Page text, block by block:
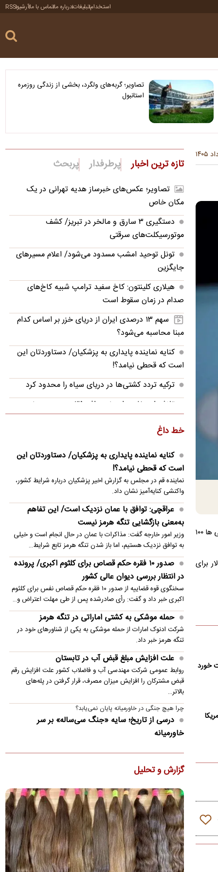
استخدامتبلیغاتدرباره ماتماس با ماآرشیوRSS
تصاویر؛ گربه‌های ولگرد، بخشی از زندگی روزمره
استانبول
یک سناتور آمریکایی ضمن انتقاد از جنگ طلبی دولت دونالد ترامپ رئیس جمهور این کشور اعلام کرد جنگ ترامپ علیه ایران برای آمریکایی ها ۱۰۰
دونالد ترامپ با ایران تاکنون ۱۰۰ میلیارد دلار برای
تازه ترین اخبار پرطرفدار پربحث
تصاویر؛ عکس‌های خبرساز هدیه تهرانی در یک
مکان خاص
دستگیری ۳ سارق و مالخر در تبریز/ کشف
موتورسیکلت‌های سرقتی
تونل توحید امشب مسدود می‌شود/ اعلام مسیرهای
جایگزین
هیلاری کلینتون: کاخ سفید ترامپ شبیه کاخ‌های
صدام در زمان سقوط است
سهم ۱۳ درصدی ایران از دریای خزر بر اساس کدام
مبنا محاسبه می‌شود؟
کنایه نماینده پایداری به پزشکیان/ دستاوردتان این
است که قحطی نیامد؟!
ترکیه تردد کشتی‌ها در دریای سیاه را محدود کرد
تلاش اردوغان برای خرید اف-۳۵ به بن‌بست خورد
فروختند/ «زنده‌شور» و «استخر» در صدر
هشدار دیپلمات پیشین آمریکا: پیمان دفاعی مکه
نشانه کاهش اعتماد متحدان به واشنگتن است
ساله شکسته شد
واکنش پزشکیان به حاشیه درخت‌کاری‌اش در
پاکستان
نتانیاهو خواستار افزایش ۱۴ میلیارد دلاری بودجه
نظامی اسرائیل شد
خنثی‌سازی عملیات تروریستی داعش در منطقه سیده
زینب دمشق
ترکیه: توافق مکه علیه ایران نیست
خط داغ
کنایه نماینده پایداری به پزشکیان/ دستاوردتان این
است که قحطی نیامد؟!
نماینده قم در مجلس به گزارش اخیر پزشکیان درباره شرایط کشور،
واکنشی کنایه‌آمیز نشان داد.
عراقچی: توافق با عمان نزدیک است/ این تفاهم
به‌معنی بازگشایی تنگه هرمز نیست
وزیر امور خارجه گفت: مذاکرات با عمان در حال انجام است و خیلی
به توافق نزدیک هستیم، اما باز شدن تنگه هرمز تابع شرایط…
صدور ۱۰ فقره حکم قصاص برای کلثوم اکبری/ پرونده
در انتظار بررسی دیوان عالی کشور
سخنگوی قوه قضاییه از صدور ۱۰ فقره حکم قصاص نفس برای کلثوم
اکبری خبر داد و گفت: رأی صادرشده پس از طی مهلت اعتراض و…
حمله موشکی به کشتی اماراتی در تنگه هرمز
شرکت ادنوک امارات از حمله موشکی به یکی از شناورهای خود در
تنگه هرمز خبر داد.
علت افزایش مبلغ قبض آب در تابستان
روابط عمومی شرکت مهندسی آب و فاضلاب کشور علت افزایش رقم
قبض مشترکان را افزایش میزان مصرف، قرار گرفتن در پله‌های
بالاتر…
چرا هیچ جنگی در خاورمیانه پایان نمی‌یابد؟
درسی از تاریخ؛ سایه «جنگ سی‌ساله» بر سر
خاورمیانه
یک تحلیلگر غربی بررسی می‌کند که چرا مداخله قدرت‌های…
از قتل «حمیدرضا رجب‌زاده» چه می‌دانیم؟
جست‌وجو در میان پست‌های منتشرشده در توییتر نیز نشان
می‌دهد که حداقل از روز ۸ مرداد (۳۰ جولای) اکانت‌هایی مربوط به…
تصاویر؛ خاموشی سراسری در کوبا
اختلال دوباره در سیستم ملی برق و شرایط نامساعد جوی، شبکه
شکننده کوبا را از مدار خارج و بخشی از ظرفیت تولید برق را نیز…
تصاویر؛ حلیمه‌جان، عروس دریاچه‌های گیلان
ویژگی شاخص دریاچه عروس، تغییر رنگ سطح آب در طول روز
گزارش و تحلیل